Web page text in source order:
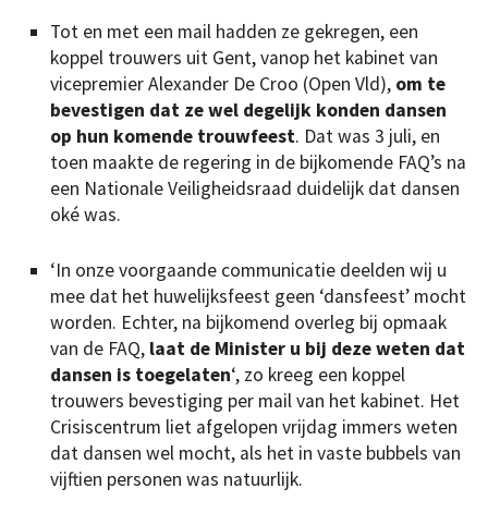
Tot en met een mail hadden ze gekregen, een
koppel trouwers uit Gent, vanop het kabinet van
vicepremier Alexander De Croo (Open Vld), om te
bevestigen dat ze wel degelijk konden dansen
op hun komende trouwfeest. Dat was 3 juli, en
toen maakte de regering in de bijkomende FAQ’s na
een Nationale Veiligheidsraad duidelijk dat dansen
oké was.
‘In onze voorgaande communicatie deelden wij u
mee dat het huwelijksfeest geen ‘dansfeest’ mocht
worden. Echter, na bijkomend overleg bij opmaak
van de FAQ, laat de Minister u bij deze weten dat
dansen is toegelaten‘, zo kreeg een koppel
trouwers bevestiging per mail van het kabinet. Het
Crisiscentrum liet afgelopen vrijdag immers weten
dat dansen wel mocht, als het in vaste bubbels van
vijftien personen was natuurlijk.